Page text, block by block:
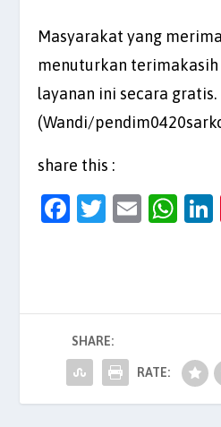
Masyarakat yang
menuturkan
layanan ini secara gratis.
(Wandi/
share this :
F
b
o
o
k
T
E
W
A
p
p
SHARE:
RATE: